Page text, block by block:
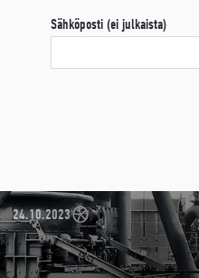
Sähköposti (ei julkaista)
24.10.2023